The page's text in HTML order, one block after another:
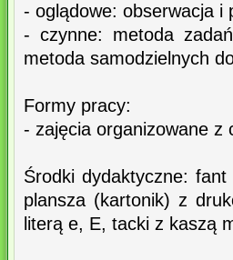
- oglądowe: obserwacja i
- czynne: metoda
metoda samodzielnych
Formy pracy:
- zajęcia organizowane z
Środki dydaktyczne:
plansza (kartonik) z
literą e, E, tacki z kaszą